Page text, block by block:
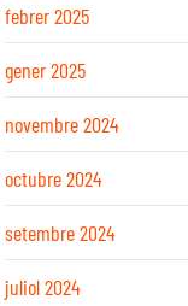
febrer 2025
gener 2025
novembre 2024
octubre 2024
setembre 2024
juliol 2024